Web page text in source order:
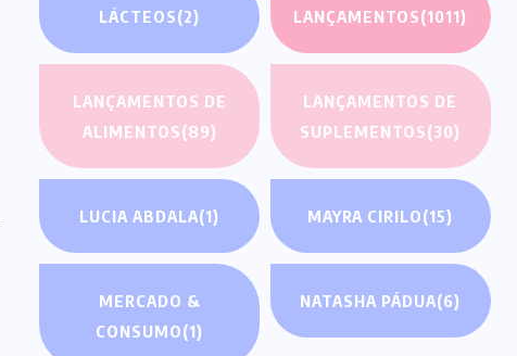
LÁCTEOS(2) LANÇAMENTOS(1011)
LANÇAMENTOS DE
ALIMENTOS(89)
LANÇAMENTOS DE
SUPLEMENTOS(30)
LUCIA ABDALA(1) MAYRA CIRILO(15)
MERCADO &
CONSUMO(1)
NATASHA PÁDUA(6)